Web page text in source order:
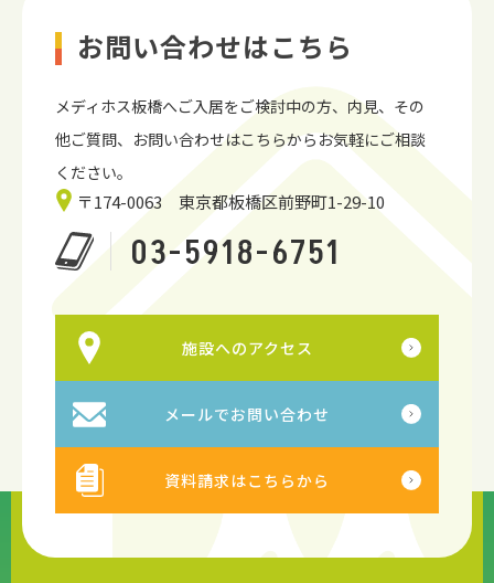
お問い合わせはこちら
メディホス板橋へご入居をご検討中の方、内見、 その
他ご質問、お問い合わせはこちらからお気軽にご相談
ください。
〒174-0063 東京都板橋区前野町1-29-10
03-5918-6751
施設へのアクセス
メールでお問い合わせ
資料請求はこちらから